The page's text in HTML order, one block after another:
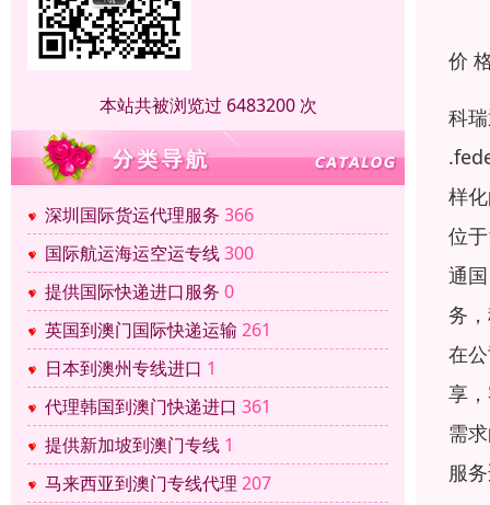
本站共被浏览过 6483200 次
深圳国际货运代理服务 366
国际航运海运空运专线300
提供国际快递进口服务 0
英国到澳门国际快递运输 261
日本到澳州专线进口 1
代理韩国到澳门快递进口 361
提供新加坡到澳门专线 1
马来西亚到澳门专线代理 207
价
科
样
位
通
务
在
享
需
服